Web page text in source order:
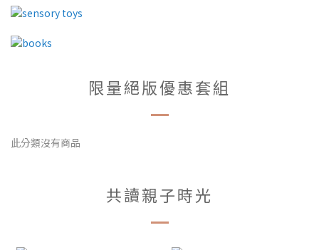
限量絕版優惠套組
此分類沒有商品
共讀親子時光